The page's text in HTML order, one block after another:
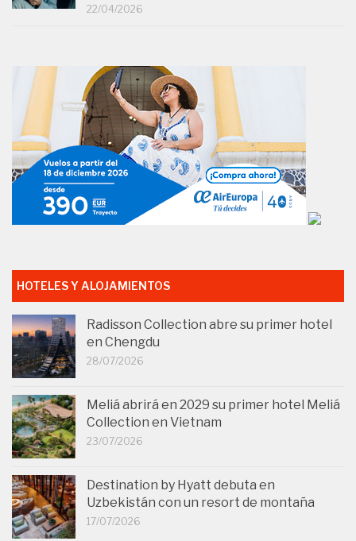
22/04/2026
HOTELES Y ALOJAMIENTOS
Radisson Collection abre su primer hotel
en Chengdu
28/07/2026
Meliá abrirá en 2029 su primer hotel Meliá
Collection en Vietnam
23/07/2026
Destination by Hyatt debuta en
Uzbekistán con un resort de montaña
17/07/2026